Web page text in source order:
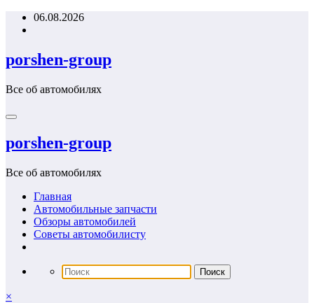
Перейти06.08.2026
porshen-group
Все об автомобилях
porshen-group
Все об автомобилях
Главная
Автомобильные запчасти
Обзоры автомобилей
Советы автомобилисту
×